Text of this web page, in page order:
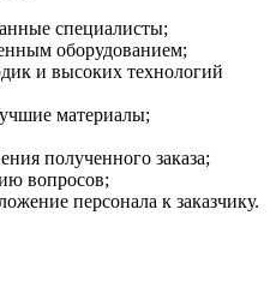
специалисты;
оборудованием;
и высоких технологий
материалы;
полученного заказа;
вопросов;
персонала к заказчику.